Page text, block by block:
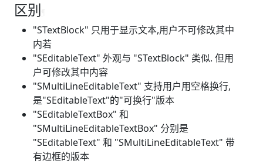
区别
"STextBlock" 只用于显示文本,用户不可修改其中
内若
"SEditableText" 外观与 "STextBlock" 类似. 但用
户可修改其中内容
"SMultiLineEditableText" 支持用户用空格换行,
是"SEditableText"的"可换行"版本
"SEditableTextBox" 和
"SMultiLineEditableTextBox" 分别是
"SEditableText" 和 "SMultiLineEditableText" 带
有边框的版本